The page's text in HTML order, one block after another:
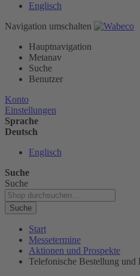
Englisch
Navigation umschalten
Hauptnavigation
Metanav
Suche
Benutzer
Konto
Einstellungen
Sprache
Deutsch
Englisch
Suche
Suche
Suche
Start
Messetermine
Aktionen und Prospekte
Telefonische Bestellung